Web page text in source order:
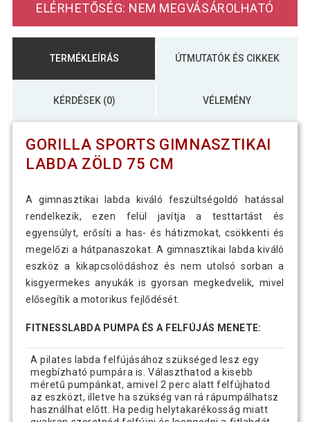
ELÉRHETŐSÉG: NEM MEGVÁSÁROLHATÓ
TERMÉKLEÍRÁS ÚTMUTATÓK ÉS CIKKEK
KÉRDÉSEK (0) VÉLEMÉNY
GORILLA SPORTS GIMNASZTIKAI
LABDA ZÖLD 75 CM
A gimnasztikai labda kiváló feszültségoldó hatással
rendelkezik, ezen felül javítja a testtartást és
egyensúlyt, erősíti a has- és hátizmokat, csökkenti és
megelőzi a hátpanaszokat. A gimnasztikai labda kiváló
eszköz a kikapcsolódáshoz és nem utolsó sorban a
kisgyermekes anyukák is gyorsan megkedvelik, mivel
elősegítik a motorikus fejlődését.
FITNESSLABDA PUMPA ÉS A FELFÚJÁS MENETE:
A pilates labda felfújásához szükséged lesz egy
megbízható pumpára is. Választhatod a kisebb
méretű pumpánkat, amivel 2 perc alatt felfújhatod
az eszközt, illetve ha szükség van rá rápumpálhatsz
használhat előtt. Ha pedig helytakarékosság miatt